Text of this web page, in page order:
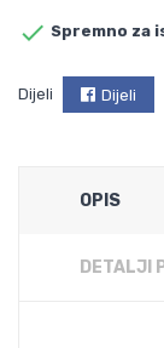
 Spremno za
Dijeli Dijeli
OPIS
DETALJI